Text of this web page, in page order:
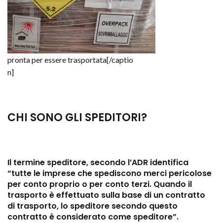
pronta per essere trasportata[/captio
n]
CHI SONO GLI SPEDITORI?
Il termine speditore, secondo l’ADR identifica
“tutte le imprese che spediscono merci pericolose
per conto proprio o per conto terzi. Quando il
trasporto è effettuato sulla base di un contratto
di trasporto, lo speditore secondo questo
contratto è considerato come speditore”.